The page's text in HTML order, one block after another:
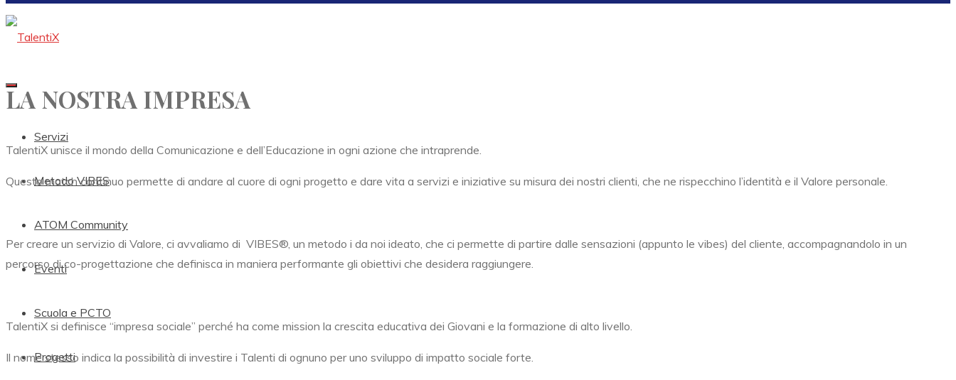
Servizi
Metodo VIBES
ATOM Community
Eventi
Scuola e PCTO
Progetti
LA NOSTRA IMPRESA
TalentiX unisce il mondo della Comunicazione e dell’Educazione in ogni azione che intraprende.
Questo match continuo permette di andare al cuore di ogni progetto e dare vita a servizi e iniziative su misura dei nostri clienti, che ne rispecchino l’identità e il Valore personale.
Per creare un servizio di Valore, ci avvaliamo di VIBES®, un metodo i da noi ideato, che ci permette di partire dalle sensazioni (appunto le vibes) del cliente, accompagnandolo in un
percorso di co-progettazione che definisca in maniera performante gli obiettivi che desidera raggiungere.
TalentiX si definisce “impresa sociale” perché ha come mission la crescita educativa dei Giovani e la formazione di alto livello.
Il nome stesso indica la possibilità di investire i Talenti di ognuno per uno sviluppo di impatto sociale forte.